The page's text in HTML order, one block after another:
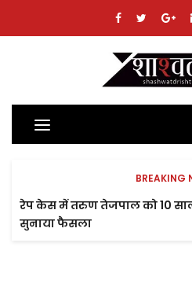
Toggle
navigation
BREAKING
रेप केस में तरुण तेजपाल को 10 साल
सुनाया फैसला